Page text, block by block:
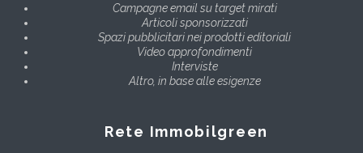
Campagne email su target mirati
Articoli sponsorizzati
Spazi pubblicitari nei prodotti editoriali
Video approfondimenti
Interviste
Altro, in base alle esigenze
Rete Immobilgreen